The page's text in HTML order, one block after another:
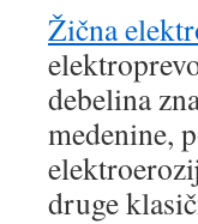
Žična
debelina
medenine,
druge